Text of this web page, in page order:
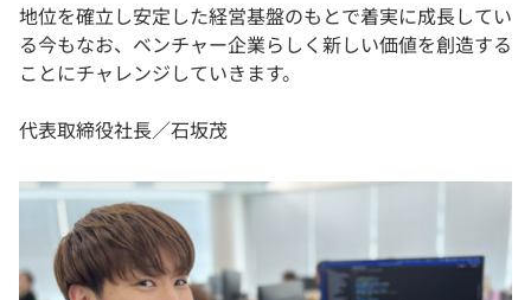
地位を確立し安定した経営基盤のもとで着実に成長してい
る今もなお、ベンチャー企業らしく新しい価値を創造する
ことにチャレンジしていきます。
代表取締役社長／石坂茂